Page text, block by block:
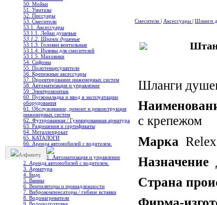
50. Мойки
51. Унитазы
52. Писсуары
53. Смесители
53.1. Аксессуары
53.1.1. Лейки душевые
53.1.2. Шланги душевые
53.1.3. Головки вентильные
53.1.4. Изливы для смесителей
53.1.5. Маховики
54. Сифоны
55. Полотенцесушители
56. Крепежные аксессуары
57. Проектирование инженерных систем
58. Автоматизация и управление
59. Электромонтаж
60. Пусконаладка и ввод в эксплуатацию
оборудования
61. Обслуживание, ремонт и реконструкция
инженерных систем
62. Футерованная / Гуммированная арматура
63. Разрешения и сертификаты
64. Металлопрокат
65. КАТАЛОГИ
66. Аренда автомобилей с водителем.
Алфавиту
1. Автоматизация и управление
2. Аренда автомобилей с водителем.
3. Арматура
4. Биде
5. Ванны
6. Вентиляторы и принадлежности
7. Виброкомпенсаторы / гибкие вставки
8. Водонагреватели
9. Водоподготовка
Смесители | Аксессуары | Шланги
Шланги
с крепежом
Марка
Назначение
Страна